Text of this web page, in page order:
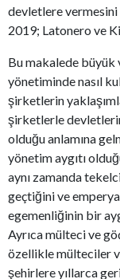
devletlere vermesini
2019; Latonero ve
Bu makalede
yönetiminde nasıl
şirketlerin
şirketlerle
olduğu anlamına
yönetim aygıtı
aynı zamanda
geçtiğini ve
egemenliğinin bir
Ayrıca mülteci ve
özellikle mülteciler
şehirlere yıllarca